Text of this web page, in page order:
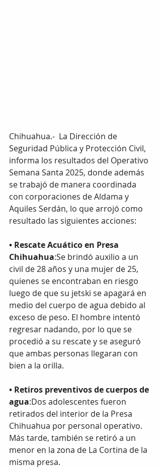
Chihuahua.-  La Dirección de
Seguridad Pública y Protección Civil,
informa los resultados del Operativo
Semana Santa 2025, donde además
se trabajó de manera coordinada
con corporaciones de Aldama y
Aquiles Serdán, lo que arrojó como
resultado las siguientes acciones:
•⁠ ⁠Rescate Acuático en Presa
Chihuahua:Se brindó auxilio a un
civil de 28 años y una mujer de 25,
quienes se encontraban en riesgo
luego de que su jetski se apagará en
medio del cuerpo de agua debido al
exceso de peso. El hombre intentó
regresar nadando, por lo que se
procedió a su rescate y se aseguró
que ambas personas llegaran con
bien a la orilla.
•⁠ ⁠Retiros preventivos de cuerpos de
agua:Dos adolescentes fueron
retirados del interior de la Presa
Chihuahua por personal operativo.
Más tarde, también se retiró a un
menor en la zona de La Cortina de la
misma presa.